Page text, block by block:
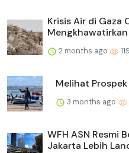
Krisis Air di Gaza
Mengkhawatirkan
2 months ago 119
Melihat
3 months ago
WFH ASN Resmi
Jakarta Lebih